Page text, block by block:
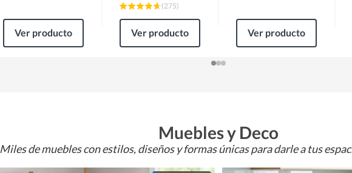
Ver producto
(275)
Ver producto Ver producto
Muebles y Deco
Miles de muebles con estilos, diseños y formas únicas para darle a tus